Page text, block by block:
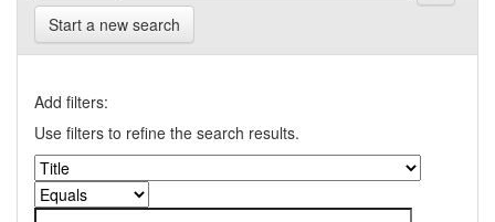
Start a new search
Add filters:
Use filters to refine the search results.